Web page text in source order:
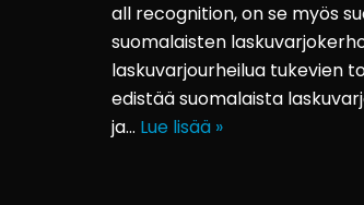
all recognition, on se myös
suomalaisten
laskuvarjourheilua tukevien
edistää suomalaista
ja… Lue lisää »